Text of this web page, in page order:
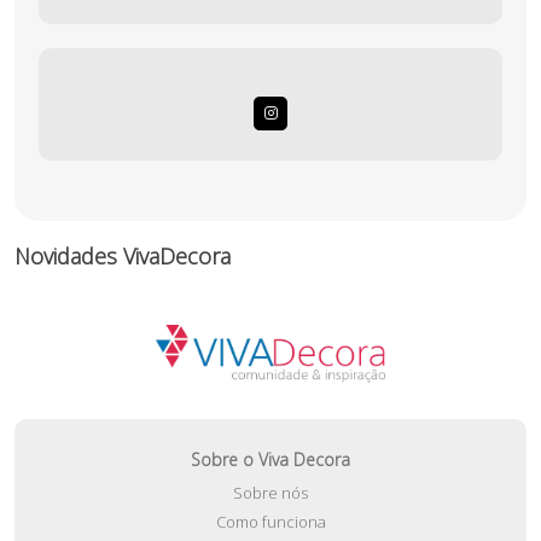
Novidades VivaDecora
Sobre o Viva Decora
Sobre nós
Como funciona